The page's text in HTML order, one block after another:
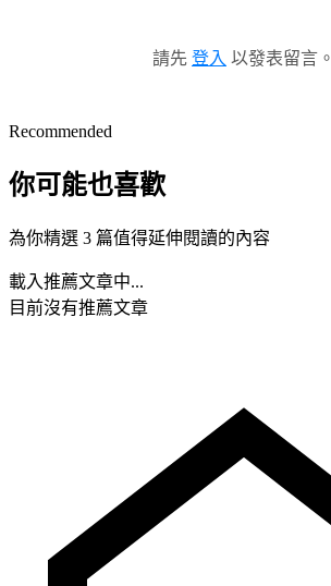
請先 登入 以發表留言。
Recommended
你可能也喜歡
為你精選 3 篇值得延伸閱讀的內容
載入推薦文章中...
目前沒有推薦文章